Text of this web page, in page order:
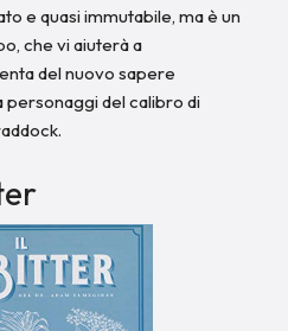
e quasi immutabile, ma è un
che vi aiuterà a
del nuovo sapere
personaggi del calibro di